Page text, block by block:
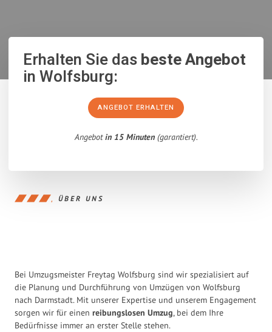
Erhalten Sie dasbeste Angebot
in Wolfsburg:
ANGEBOT ERHALTEN
Angebotin 15 Minuten(garantiert).
ÜBER UNS
Bei Umzugsmeister Freytag Wolfsburg sind wir spezialisiert auf
die Planung und Durchführung von Umzügen von Wolfsburg
nach Darmstadt. Mit unserer Expertise und unserem Engagement
sorgen wir für einen reibungslosen Umzug, bei dem Ihre
Bedürfnisse immer an erster Stelle stehen.